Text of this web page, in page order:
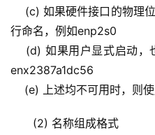
(c) 如果硬件接口的物理
行命名，例如enp2s0
(d) 如果用户显式启动，
enx2387a1dc56
(e) 上述均不可用时，则使
(2) 名称组成格式